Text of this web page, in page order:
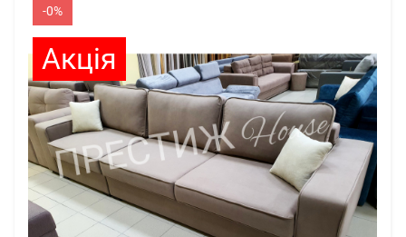
-0%
Акція